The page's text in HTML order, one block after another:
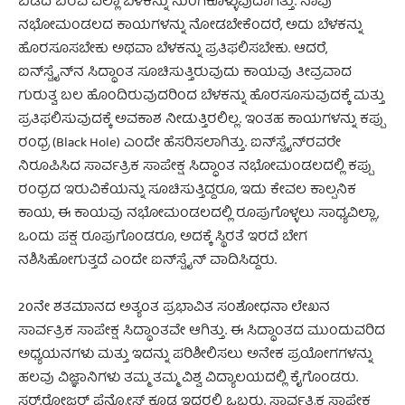
ನಭೋಮಂಡಲದ ಕಾಯಗಳನ್ನು ನೋಡಬೇಕೆಂದರೆ, ಅದು ಬೆಳಕನ್ನು
ಹೊರಸೂಸಬೇಕು ಅಥವಾ ಬೆಳಕನ್ನು ಪ್ರತಿಫಲಿಸಬೇಕು. ಆದರೆ,
ಐನ್‍ಸ್ಟೈನ್‍ನ ಸಿದ್ಧಾಂತ ಸೂಚಿಸುತ್ತಿರುವುದು ಕಾಯವು ತೀವ್ರವಾದ
ಗುರುತ್ವ ಬಲ ಹೊಂದಿರುವುದರಿಂದ ಬೆಳಕನ್ನು ಹೊರಸೂಸುವುದಕ್ಕೆ ಮತ್ತು
ಪ್ರತಿಫಲಿಸುವುದಕ್ಕೆ ಅವಕಾಶ ನೀಡುತ್ತಿರಲಿಲ್ಲ. ಇಂತಹ ಕಾಯಗಳನ್ನು ಕಪ್ಪು
ರಂಧ್ರ (Black Hole) ಎಂದೇ ಹೆಸರಿಸಲಾಗಿತ್ತು. ಐನ್‍ಸ್ಟೈನ್‍ರವರೇ
ನಿರೂಪಿಸಿದ ಸಾರ್ವತ್ರಿಕ ಸಾಪೇಕ್ಷ ಸಿದ್ಧಾಂತ ನಭೋಮಂಡಲದಲ್ಲಿ ಕಪ್ಪು
ರಂಧ್ರದ ಇರುವಿಕೆಯನ್ನು ಸೂಚಿಸುತ್ತಿದ್ದರೂ, ಇದು ಕೇವಲ ಕಾಲ್ಪನಿಕ
ಕಾಯ, ಈ ಕಾಯವು ನಭೋಮಂಡಲದಲ್ಲಿ ರೂಪುಗೊಳ್ಳಲು ಸಾಧ್ಯವಿಲ್ಲಾ,
ಒಂದು ಪಕ್ಷ ರೂಪುಗೊಂಡರೂ, ಅದಕ್ಕೆ ಸ್ಥಿರತೆ ಇರದೆ ಬೇಗ
ನಶಿಸಿಹೋಗುತ್ತದೆ ಎಂದೇ ಐನ್‍ಸ್ಟೈನ್ ವಾದಿಸಿದ್ದರು.
20ನೇ ಶತಮಾನದ ಅತ್ಯಂತ ಪ್ರಭಾವಿತ ಸಂಶೋಧನಾ ಲೇಖನ
ಸಾರ್ವತ್ರಿಕ ಸಾಪೇಕ್ಷ ಸಿದ್ಧಾಂತವೇ ಆಗಿತ್ತು. ಈ ಸಿದ್ಧಾಂತದ ಮುಂದುವರಿದ
ಅಧ್ಯಯನಗಳು ಮತ್ತು ಇದನ್ನು ಪರಿಶೀಲಿಸಲು ಅನೇಕ ಪ್ರಯೋಗಗಳನ್ನು
ಹಲವು ವಿಜ್ಞಾನಿಗಳು ತಮ್ಮ ತಮ್ಮ ವಿಶ್ವ ವಿದ್ಯಾಲಯದಲ್ಲಿ ಕೈಗೊಂಡರು.